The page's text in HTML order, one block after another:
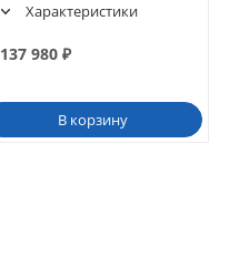
Характеристики
137 980₽
В корзину